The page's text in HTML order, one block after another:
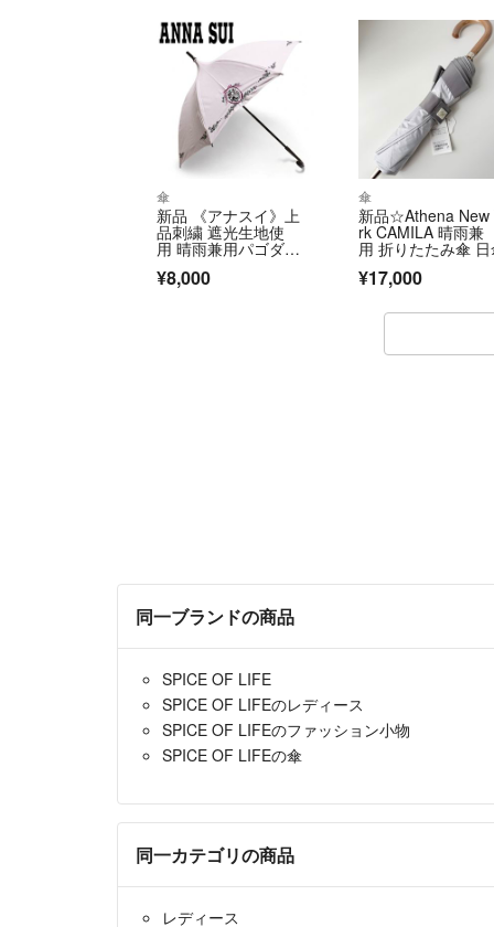
傘
新品 《アナスイ》上
品刺繍 遮光生地使
用 晴雨兼用パゴダ長
傘 雨傘 日傘
¥8,000
傘
新品☆Athena New
rk CAMILA 晴雨兼
用 折りたたみ傘 日
¥17,000
同一ブランドの商品
SPICE OF LIFE
SPICE OF LIFEのレディース
SPICE OF LIFEのファッション小物
SPICE OF LIFEの傘
同一カテゴリの商品
レディース